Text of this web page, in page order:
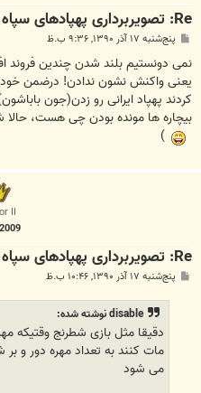
Re: تصویربرداری پهپادهای سپاه از مدرن ترین ناو هواپیمابر آمر
پ
ت
پنج‌شنبه ۱۷ آذر ۱۳۹۰, ۹:۳۶ ب.ظ
یعنی واکنش نشون ندادن! درضمن خود
کردند پهپاد ایرانی رو زدن(جون باباشون)
بیچاره ها مونده بودن چی هست،
)
II
Re: تصویربرداری پهپادهای سپاه از مدرن ترین ناو هواپیمابر آمر
پ پنج‌شنبه ۱۷ آذر ۱۳۹۰, ۱۰:۴۶ ب.ظ
disable نوشته شده:
دقیقا مثل بازی شطرنج وقتیکه
مات کنند به تعداد مهره دور و
می شود